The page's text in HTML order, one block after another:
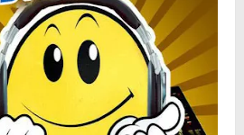
Mi tercer año poniendo ritmo en la Trobada Empresarial al Pirineu 🎧✨
Una noche mágica en el Celler de Raimat